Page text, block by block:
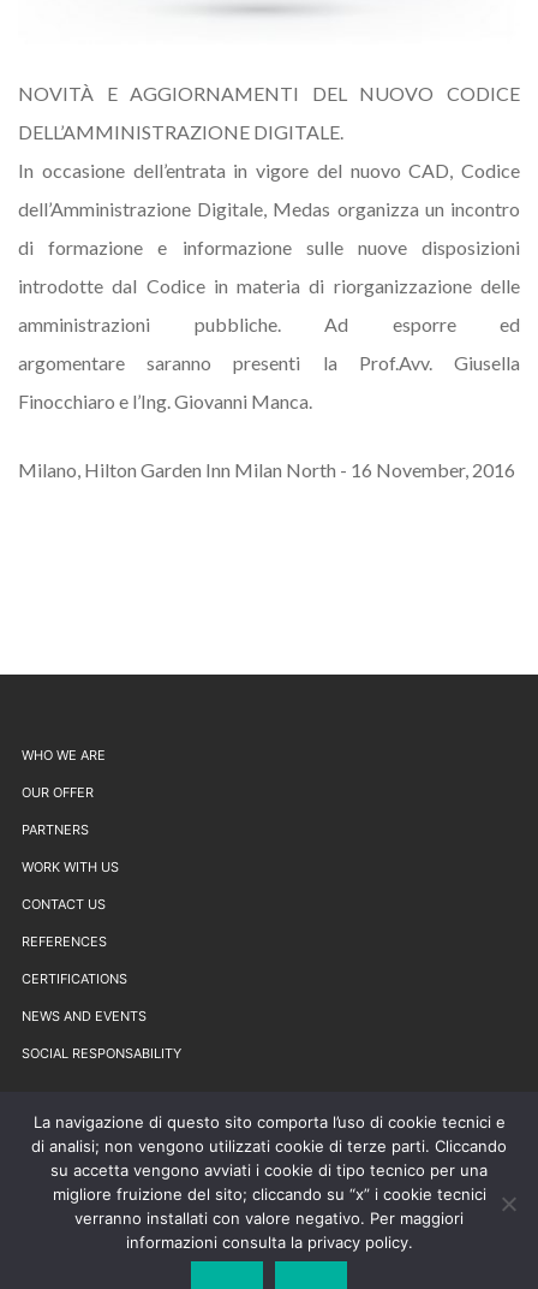
NOVITÀ E AGGIORNAMENTI DEL NUOVO CODICE
DELL’AMMINISTRAZIONE DIGITALE.
In occasione dell’entrata in vigore del nuovo CAD, Codice
dell’Amministrazione Digitale, Medas organizza un incontro
di formazione e informazione sulle nuove disposizioni
introdotte dal Codice in materia di riorganizzazione delle
amministrazioni pubbliche. Ad esporre ed
argomentare saranno presenti la Prof.Avv. Giusella
Finocchiaro e l’Ing. Giovanni Manca.
Milano, Hilton Garden Inn Milan North - 16 November, 2016
WHO WE ARE
OUR OFFER
PARTNERS
WORK WITH US
CONTACT US
REFERENCES
CERTIFICATIONS
NEWS AND EVENTS
SOCIAL RESPONSABILITY
© 2019 MEDAS SRL – Via Benadir 14, 20132 Milano
C.F e P.IVA 02398390217 | Codice SDI: PLWL6S6 | PEC per
La navigazione di questo sito comporta l’uso di cookie tecnici e
di analisi; non vengono utilizzati cookie di terze parti. Cliccando
su accetta vengono avviati i cookie di tipo tecnico per una
migliore fruizione del sito; cliccando su “x” i cookie tecnici
verranno installati con valore negativo. Per maggiori
informazioni consulta la privacy policy.